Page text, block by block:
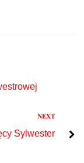
NEXT
Sylwester